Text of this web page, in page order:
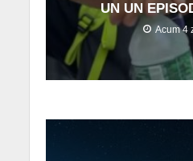
UN UN
Acum 4